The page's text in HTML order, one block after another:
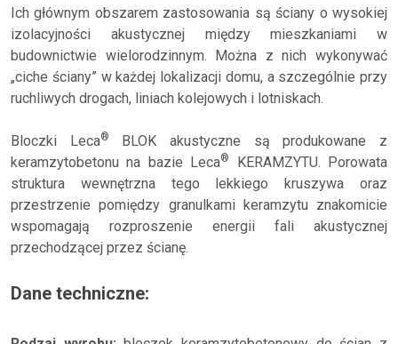
Ich głównym obszarem zastosowania są ściany o wysokiej
izolacyjności akustycznej między mieszkaniami w
budownictwie wielorodzinnym. Można z nich wykonywać
„ciche ściany” w każdej lokalizacji domu, a szczególnie przy
ruchliwych drogach, liniach kolejowych i lotniskach.
Bloczki Leca®
BLOK akustyczne są produkowane z
keramzytobetonu na bazie Leca®
KERAMZYTU. Porowata
struktura wewnętrzna tego lekkiego kruszywa oraz
przestrzenie pomiędzy granulkami keramzytu znakomicie
wspomagają rozproszenie energii fali akustycznej
przechodzącej przez ścianę.
Dane techniczne: